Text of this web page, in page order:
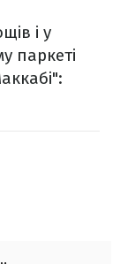
і у
паркеті